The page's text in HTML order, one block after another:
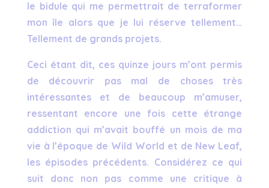
le bidule qui me permettrait de terraformer
mon île alors que je lui réserve tellement…
Tellement de grands projets.
Ceci étant dit, ces quinze jours m’ont permis
de découvrir pas mal de choses très
intéressantes et de beaucoup m’amuser,
ressentant encore une fois cette étrange
addiction qui m’avait bouffé un mois de ma
vie à l’époque de Wild World et de New Leaf,
les épisodes précédents. Considérez ce qui
suit donc non pas comme une critique à